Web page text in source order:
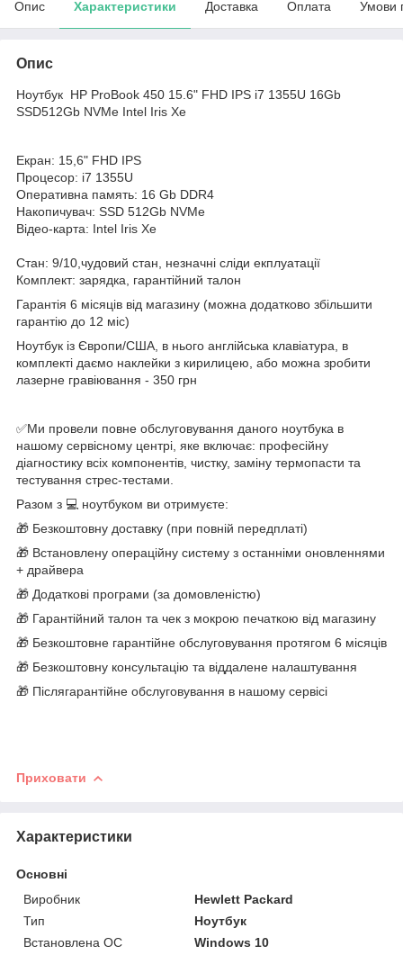
Опис Характеристики Доставка Оплата Умови
Опис
Ноутбук HP ProBook 450 15.6" FHD IPS i7 1355U 16Gb
SSD512Gb NVMe Intel Iris Xe
Екран: 15,6" FHD IPS
Процесор: i7 1355U
Оперативна память: 16 Gb DDR4
Накопичувач: SSD 512Gb NVMe
Відео-карта: Intel Iris Xe
Стан: 9/10,чудовий стан, незначні сліди екплуатації
Комплект: зарядка, гарантійний талон
Гарантія 6 місяців від магазину (можна додатково збільшити
гарантію до 12 міс)
Ноутбук із Європи/США, в нього англійська клавіатура, в
комплекті даємо наклейки з кирилицею, або можна зробити
лазерне гравіювання - 350 грн
✅Ми провели повне обслуговування даного ноутбука в
нашому сервісному центрі, яке включає: професійну
діагностику всіх компонентів, чистку, заміну термопасти та
тестування стрес-тестами.
Разом з 💻 ноутбуком ви отримуєте:
🎁 Безкоштовну доставку (при повній передплаті)
🎁 Встановлену операційну систему з останніми оновленнями
+ драйвера
🎁 Додаткові програми (за домовленістю)
🎁 Гарантійний талон та чек з мокрою печаткою від магазину
🎁 Безкоштовне гарантійне обслуговування протягом 6 місяців
🎁 Безкоштовну консультацію та віддалене налаштування
🎁 Післягарантійне обслуговування в нашому сервісі
Приховати
Характеристики
Основні
Виробник
Hewlett Packard
Тип
Ноутбук
Встановлена ОС
Windows 10